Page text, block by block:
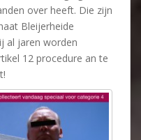
over heeft. Die zijn
Bleijerheide
al jaren worden
12 procedure an te